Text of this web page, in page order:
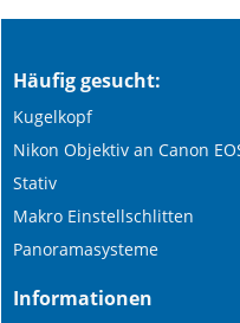
Häufig gesucht:
Kugelkopf
Nikon Objektiv an Canon
Stativ
Makro Einstellschlitten
Panoramasysteme
Informationen